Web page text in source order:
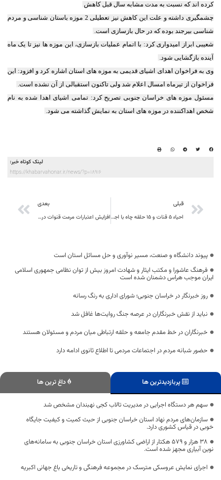
کرده اند که نسبت به مدت مشابه سال قبل کاهش
چشمگیری داشته و علت این کاهش نیز تعطیلی 2 موزه باستان شناسی و مردم
شناسی بیرجند بوده که در حال بازسازی است.
شعیبی ابراز امیدواری کرد: با اتمام عملیات بازسازی، این موزه ها نیز تا یک ماه
آینده بازگشایی شود.
وی به فراخوان اهدای اشیای قدیمی به موزه های استان اشاره کرد و افزود: این
فراخوان از تیرماه امسال اعلام شد ولی تاکنون استقبالی از آن نشده است.
مسئول موزه های خراسان جنوبی تصریح کرد: تمامی اشیای اهدا شده به نام
شخص اهداکننده در موزه های استان به نمایش گذاشته می شود.
لینک کوتاه خبر:
https://khabarvahonar.ir/news/?p=18916
قبلی
احیاء 5 قنات و 15 حلقه چاه با اجرای دو طرح آبخیزداری خوسف
بعدی
افزایش اعتبارات مرمت قنوات در شهرستان بشرویه ضروری است
پیوند دانشگاه و صنعت، مسیر نوآوری و حل مسائل استان است
فرهنگ عاشورا و مکتب ایثار و شهادت امروز بیش از توان نظامی جمهوری اسلامی
ایران موجب هراس دشمنان شده است
روز خبرنگار در خراسان جنوبی؛ شورای اداری به رنگ رسانه
نباید از نقش خبرنگاران در عرصه جنگ روایت‌ها غافل شد
خبرنگاران در خط مقدم جامعه و حلقه ارتباطی میان مردم و مسئولان هستند
حضور شبانه مردم در اجتماعات مردمی تا اطلاع ثانوی ادامه دارد
پربازدیدترین ها داغ ترین ها
سهم هر دستگاه‌ اجرایی در مدیریت تالاب کجی نهبندان مشخص شد
سازمان‌های مردم نهاد استان خراسان جنوبی از حیث کمیت و کیفیت جایگاه
خوبی در قیاس کشوری دارد.
۳۸ هزار و ۵۷۹ هکتار از اراضی کشاورزی استان خراسان جنوبی به سامانه‌های
نوین آبیاری مجهز شده است.
اجرای نمایش عروسکی مترسک در مجموعه فرهنگی و تاریخی باغ جهانی اکبریه